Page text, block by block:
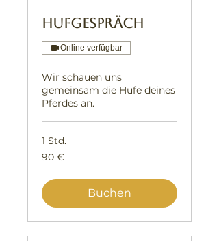
Hufgespräch
Online verfügbar
Wir schauen uns
gemeinsam die Hufe deines
Pferdes an.
1 Std.
90
Euro
90 €
Buchen